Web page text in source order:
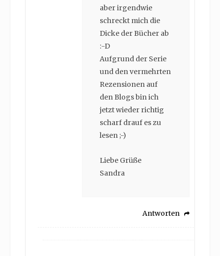
aber irgendwie
schreckt mich die
Dicke der Bücher ab
:-D
Aufgrund der Serie
und den vermehrten
Rezensionen auf
den Blogs bin ich
jetzt wieder richtig
scharf drauf es zu
lesen ;-)
Liebe Grüße
Sandra
Antworten